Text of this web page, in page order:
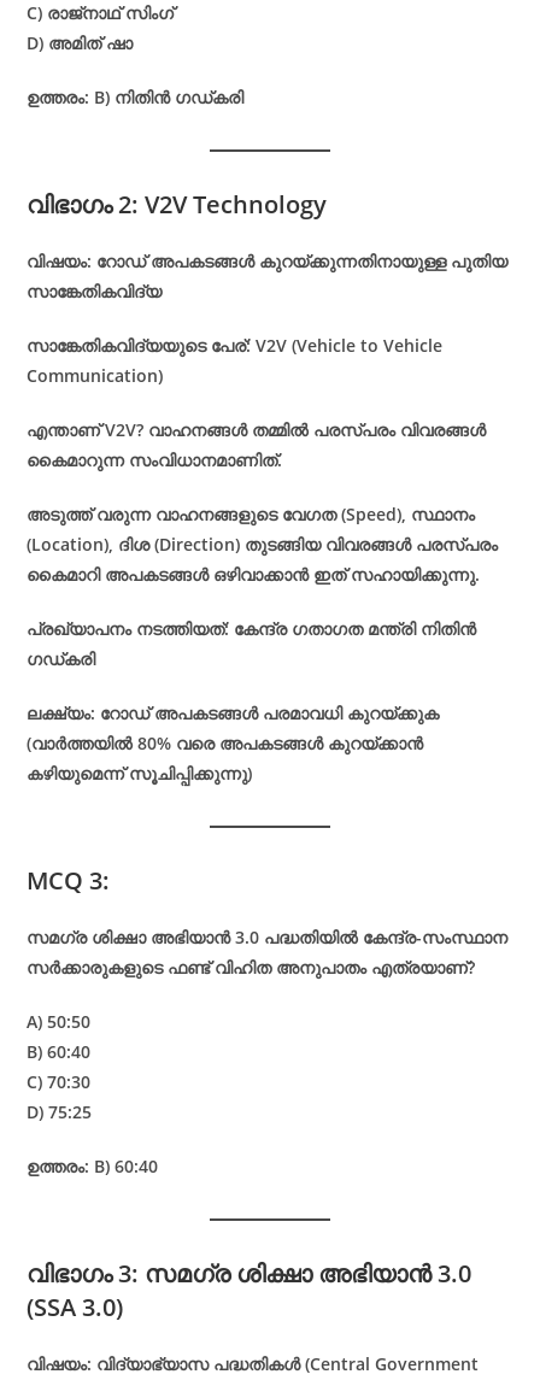
C) രാജ്‌നാഥ് സിംഗ്
D) അമിത് ഷാ
ഉത്തരം: B) നിതിൻ ഗഡ്കരി
വിഭാഗം 2: V2V Technology
വിഷയം: റോഡ് അപകടങ്ങൾ കുറയ്ക്കുന്നതിനായുള്ള പുതിയ
സാങ്കേതികവിദ്യ
സാങ്കേതികവിദ്യയുടെ പേര്: V2V (Vehicle to Vehicle
Communication)
എന്താണ് V2V? വാഹനങ്ങൾ തമ്മിൽ പരസ്പരം വിവരങ്ങൾ
കൈമാറുന്ന സംവിധാനമാണിത്.
അടുത്ത് വരുന്ന വാഹനങ്ങളുടെ വേഗത (Speed), സ്ഥാനം
(Location), ദിശ (Direction) തുടങ്ങിയ വിവരങ്ങൾ പരസ്പരം
കൈമാറി അപകടങ്ങൾ ഒഴിവാക്കാൻ ഇത് സഹായിക്കുന്നു.
പ്രഖ്യാപനം നടത്തിയത്: കേന്ദ്ര ഗതാഗത മന്ത്രി നിതിൻ
ഗഡ്കരി
ലക്ഷ്യം: റോഡ് അപകടങ്ങൾ പരമാവധി കുറയ്ക്കുക
(വാർത്തയിൽ 80% വരെ അപകടങ്ങൾ കുറയ്ക്കാൻ
കഴിയുമെന്ന് സൂചിപ്പിക്കുന്നു)
MCQ 3:
സമഗ്ര ശിക്ഷാ അഭിയാൻ 3.0 പദ്ധതിയിൽ കേന്ദ്ര-സംസ്ഥാന
സർക്കാരുകളുടെ ഫണ്ട് വിഹിത അനുപാതം എത്രയാണ്?
A) 50:50
B) 60:40
C) 70:30
D) 75:25
ഉത്തരം: B) 60:40
വിഭാഗം 3: സമഗ്ര ശിക്ഷാ അഭിയാൻ 3.0
(SSA 3.0)
വിഷയം: വിദ്യാഭ്യാസ പദ്ധതികൾ (Central Government